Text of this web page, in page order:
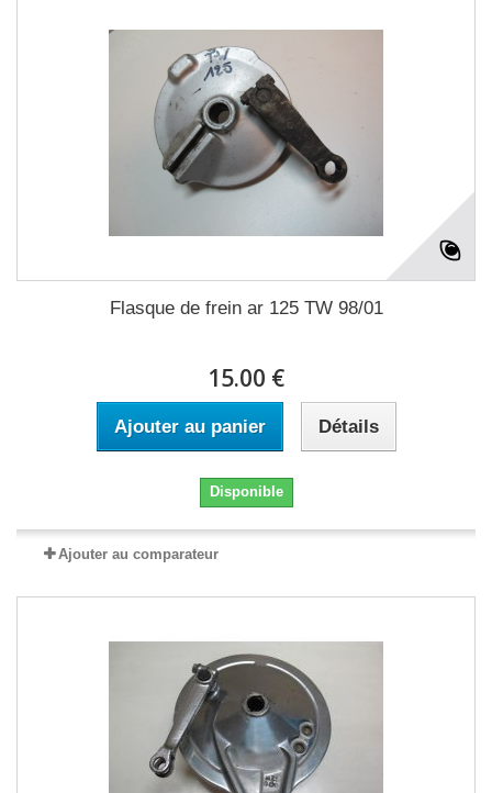
Flasque de frein ar 125 TW 98/01
15.00 €
Ajouter au panier Détails
Disponible
Ajouter au comparateur